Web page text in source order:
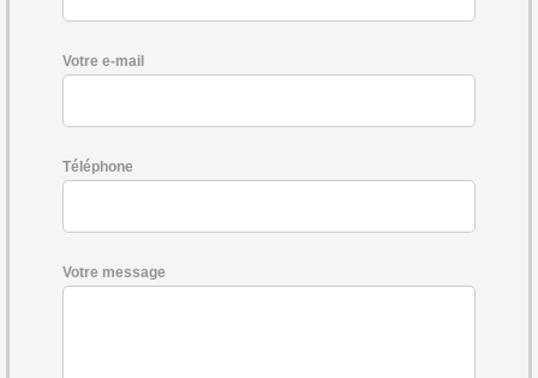
Votre e-mail
Téléphone
Votre message